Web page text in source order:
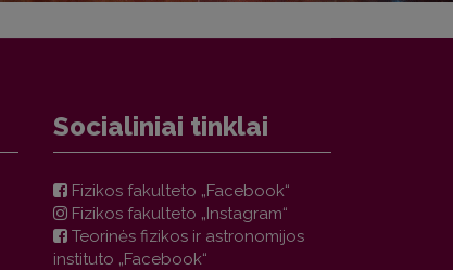
Socialiniai tinklai
Fizikos fakulteto „Facebook“
Fizikos fakulteto „Instagram“
Teorinės fizikos ir astronomijos
instituto „Facebook“